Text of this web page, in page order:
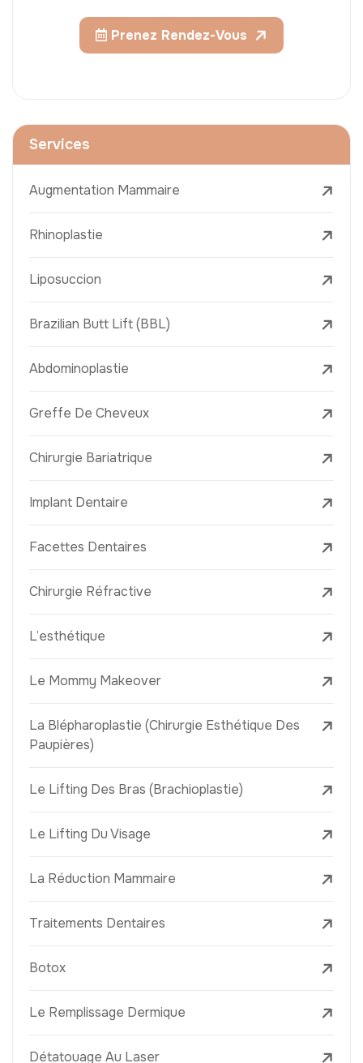
Prenez Rendez-Vous
Services
Augmentation Mammaire
Rhinoplastie
Liposuccion
Brazilian Butt Lift (BBL)
Abdominoplastie
Greffe De Cheveux
Chirurgie Bariatrique
Implant Dentaire
Facettes Dentaires
Chirurgie Réfractive
L’esthétique
Le Mommy Makeover
La Blépharoplastie (Chirurgie Esthétique Des
Paupières)
Le Lifting Des Bras (Brachioplastie)
Le Lifting Du Visage
La Réduction Mammaire
Traitements Dentaires
Botox
Le Remplissage Dermique
Détatouage Au Laser